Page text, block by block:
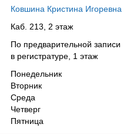
Ковшина Кристина Игоревна
Каб. 213, 2 этаж
По предварительной записи
в регистратуре, 1 этаж
Понедельник
Вторник
Среда
Четверг
Пятница